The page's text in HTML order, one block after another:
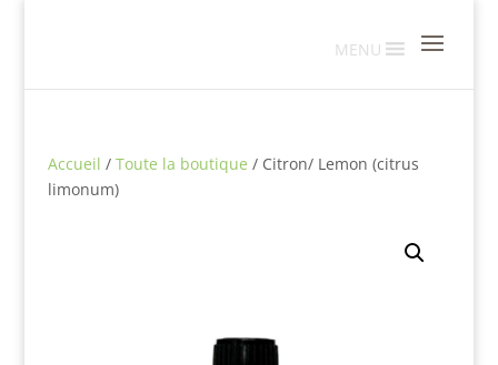
MENU
Accueil / Toute la boutique / Citron/ Lemon (citrus
limonum)